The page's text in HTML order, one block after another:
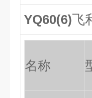
YQ60(6)飞
名称